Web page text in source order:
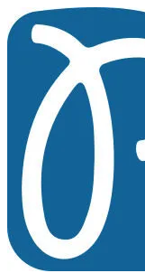
Siirry
navigointiin
Siirry
sisältöön